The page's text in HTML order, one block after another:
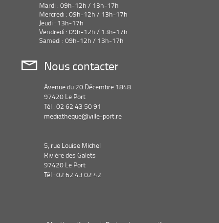
Mardi : 09h-12h / 13h-17h
Mercredi : 09h-12h / 13h-17h
Jeudi : 13h-17h
Vendredi : 09h-12h / 13h-17h
Samedi : 09h-12h / 13h-17h
Nous contacter
Avenue du 20 Décembre 1848
97420 Le Port
Tél : 02 62 43 50 91
mediatheque@ville-port.re
5, rue Louise Michel
Rivière des Galets
97420 Le Port
Tél : 02 62 43 02 42